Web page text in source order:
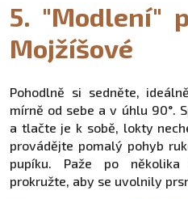
5. "Modlení"
Mojžíšové
Pohodlně si sedněte,
mírně od sebe a v úhlu 90°.
a tlačte je k sobě, lokty
provádějte pomalý pohyb
pupíku. Paže po
prokružte, aby se uvolnily